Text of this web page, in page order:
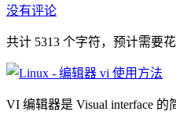
没有评论
共计 5313 个字符，预计需要
VI 编辑器是 Visual interface